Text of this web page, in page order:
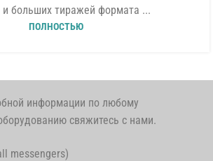
и больших тиражей формата ...
ПОЛНОСТЬЮ
информации по любому
свяжитесь с нами.
messengers)